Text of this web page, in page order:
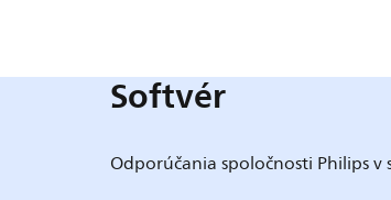
Softvér
Odporúčania spoločnosti Philips